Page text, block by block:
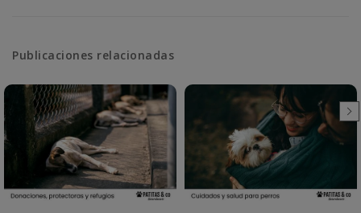
Publicaciones relacionadas